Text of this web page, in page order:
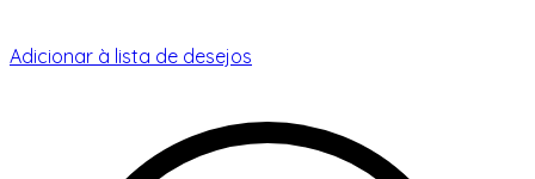
Adicionar à lista de desejos